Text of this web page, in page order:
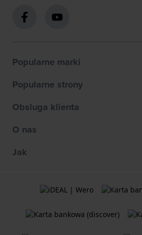
Popularne marki
Popularne strony
Obsluga klienta
O nas
Jak